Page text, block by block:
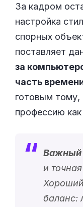
За кадром
настройка
спорных
поставляет
за
часть
готовым тому,
профессию
Важный
и
баланс: